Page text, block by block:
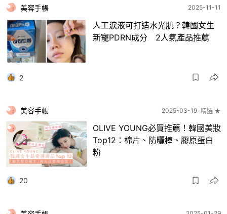
美容手帳 2025-11-11
人工淚液可打造水光肌？韓國女生
新寵PDRN成分 2人氣產品推薦
2
美容手帳 2025-03-19 精選 ★
OLIVE YOUNG必買推薦！韓國美妝
Top12：棉片、防曬棒、膠原蛋白
粉
20